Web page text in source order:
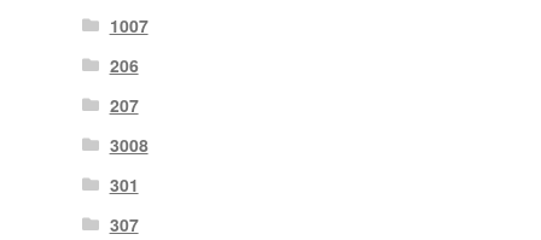
1007
206
207
3008
301
307